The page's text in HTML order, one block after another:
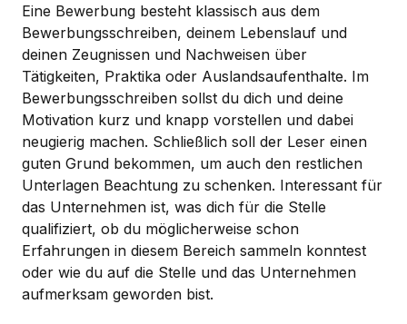
Eine Bewerbung besteht klassisch aus dem
Bewerbungsschreiben, deinem Lebenslauf und
deinen Zeugnissen und Nachweisen über
Tätigkeiten, Praktika oder Auslandsaufenthalte. Im
Bewerbungsschreiben sollst du dich und deine
Motivation kurz und knapp vorstellen und dabei
neugierig machen. Schließlich soll der Leser einen
guten Grund bekommen, um auch den restlichen
Unterlagen Beachtung zu schenken. Interessant für
das Unternehmen ist, was dich für die Stelle
qualifiziert, ob du möglicherweise schon
Erfahrungen in diesem Bereich sammeln konntest
oder wie du auf die Stelle und das Unternehmen
aufmerksam geworden bist.